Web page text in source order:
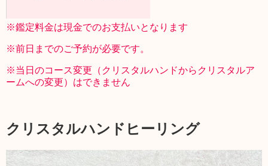
※鑑定料金は現金でのお支払いとなります
※前日までのご予約が必要です。
※当日のコース変更（クリスタルハンドからクリスタルア
ームへの変更）はできません
クリスタルハンドヒーリング